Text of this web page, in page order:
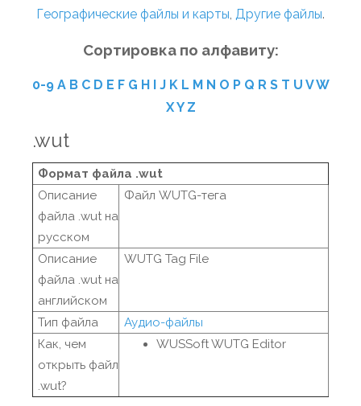
Географические файлы и карты, Другие файлы.
Сортировка по алфавиту:
0-9 A B C D E F G H I J K L M N O P Q R S T U VW
XY Z
.wut
Формат файла .wut
Описание
файла .wut на
русском
Файл WUTG-тега
Описание
файла .wut на
английском
WUTG Tag File
Тип файла
Аудио-файлы
Как, чем
открыть файл
.wut?
WUSSoft WUTG Editor